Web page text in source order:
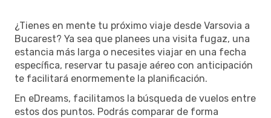
¿Tienes en mente tu próximo viaje desde Varsovia a
Bucarest? Ya sea que planees una visita fugaz, una
estancia más larga o necesites viajar en una fecha
específica, reservar tu pasaje aéreo con anticipación
te facilitará enormemente la planificación.
En eDreams, facilitamos la búsqueda de vuelos entre
estos dos puntos. Podrás comparar de forma